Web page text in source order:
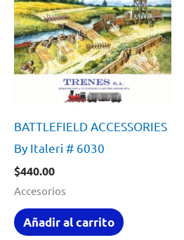
BATTLEFIELD ACCESSORIES
By Italeri # 6030
$440.00
Accesorios
Añadir al carrito